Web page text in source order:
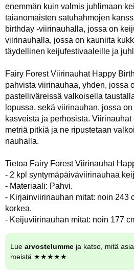
enemmän kuin valmis juhlimaan
taianomaisten satuhahmojen
birthday -viirinauhalla, jossa on
viirinauhalla, jossa on kauniita
täydellinen keijufestivaaleille ja
Fairy Forest Viirinauhat Happy
pahvista viirinauhaa, yhden, jossa
pastelliväreissä valkoisella
lopussa, sekä viirinauhan, jossa
kasveista ja perhosista.
metriä pitkiä ja ne ripustetaan
nauhalla.
Tietoa Fairy Forest Viirinauhat
- 2 kpl syntymäpäiväviirinauhaa
- Materiaali: Pahvi.
- Kirjainviirinauhan mitat: noin 243
korkea.
- Keijuviirinauhan mitat: noin 177
Lue arvostelumme ja katso, mitä
meistä ★★★★★